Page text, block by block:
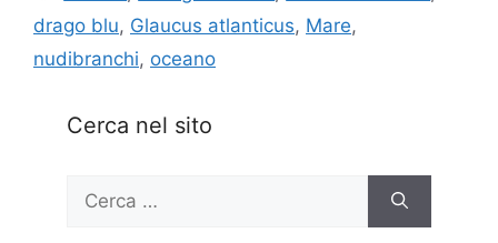
drago blu, Glaucus atlanticus, Mare,
nudibranchi, oceano
Cerca nel sito
per: